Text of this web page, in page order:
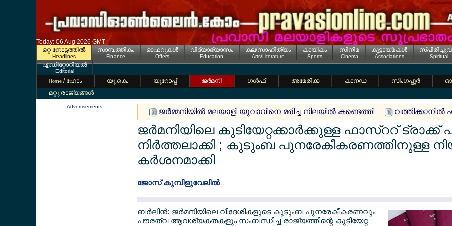
Today: 06 Aug 2026 GMT
ഒറ്റ നോട്ടത്തില്‍
Headlines
സാമ്പത്തികം
Finance
ഓഫറുകള്‍
Offers
വിദ്യാഭ്യാസം
Education
കല/സാഹിത്യം
Arts/Literature
കായികം
Sports
സിനിമ
Cinema
കൂട്ടായ്മകള്‍
Associations Spiritual
എഡിറ്റോറിയല്‍
Editorial
Home / ഹോം യൂ.കെ. യൂറോപ്പ് ജര്‍മനി ഗള്‍ഫ് അമേരിക്ക കാനഡ സിംഗപ്പൂര്‍
മറ്റു രാജ്യങ്ങള്‍
Advertisements
ജര്‍മ്മനിയില്‍ മലയാളി യുവാവിനെ മരിച്ച നിലയില്‍ കണ്ടെത്തി വത്തിക്കാനില്‍
ജര്‍മനിയിലെ കുടിയേറ്റക്കാര്‍ക്കുള്ള ഫാസ്ററ് ട്രാക്ക്
നിര്‍ത്തലാക്കി ; കുടുംബ പുനരേകീകരണത്തിനുള്ള
കര്‍ശനമാക്കി
ജോസ് കുമ്പിളുവേലില്‍
ബര്‍ലിന്‍: ജര്‍മനിയിലെ വിദേശികളുടെ കുടുംബ പുനരേകീകരണവും
പൗരത്വ ആവശ്യകതകളും സംബന്ധിച്ച രാജ്യത്തിന്റെ കുടിയേറ്റ